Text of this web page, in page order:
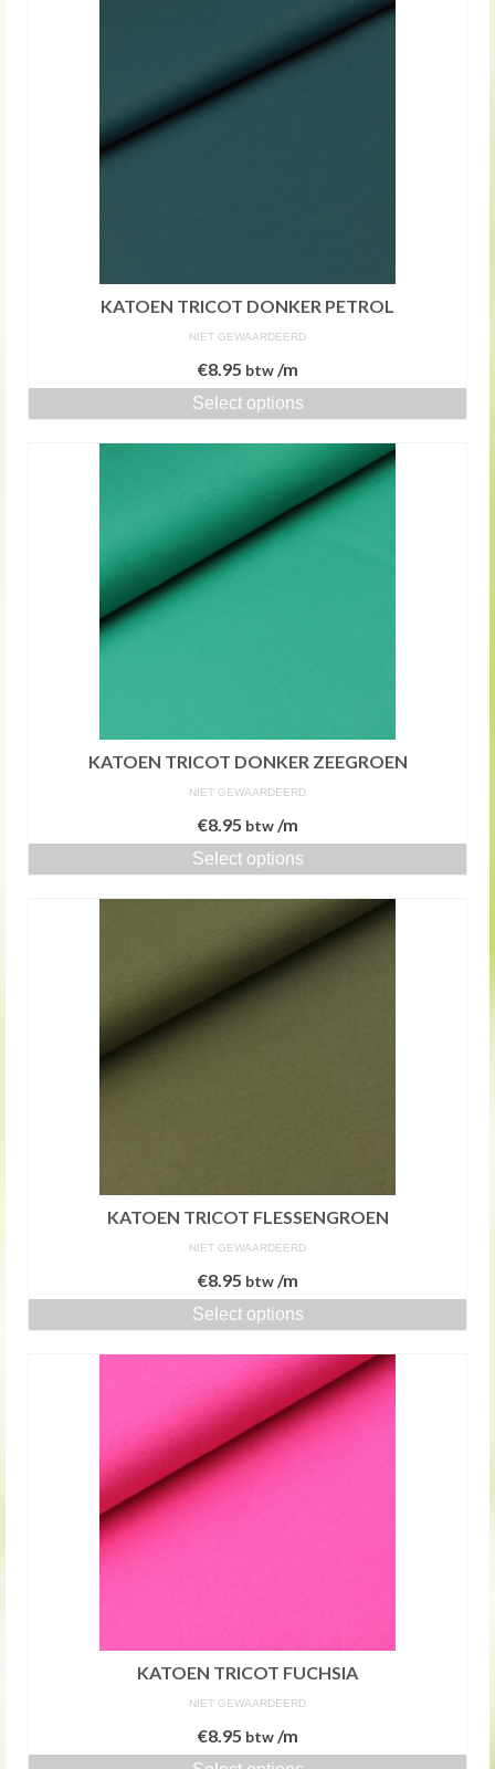
KATOEN TRICOT DONKER PETROL
NIET GEWAARDEERD
€8.95 btw/m
Select options
KATOEN TRICOT DONKER ZEEGROEN
NIET GEWAARDEERD
€8.95 btw/m
Select options
KATOEN TRICOT FLESSENGROEN
NIET GEWAARDEERD
€8.95 btw/m
Select options
KATOEN TRICOT FUCHSIA
NIET GEWAARDEERD
€8.95 btw/m